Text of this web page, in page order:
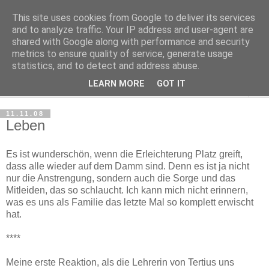
Haltungsturnen
Niveau sieht nur von unten aus wie Arroganz.
11.11.08
Leben
Es ist wunderschön, wenn die Erleichterung Platz greift,
dass alle wieder auf dem Damm sind. Denn es ist ja nicht
nur die Anstrengung, sondern auch die Sorge und das
Mitleiden, das so schlaucht. Ich kann mich nicht erinnern,
was es uns als Familie das letzte Mal so komplett erwischt
hat.
****
Meine erste Reaktion, als die Lehrerin von Tertius uns
This site uses cookies from Google to deliver its services
and to analyze traffic. Your IP address and user-agent are
shared with Google along with performance and security
metrics to ensure quality of service, generate usage
statistics, and to detect and address abuse.
LEARN MORE GOT IT